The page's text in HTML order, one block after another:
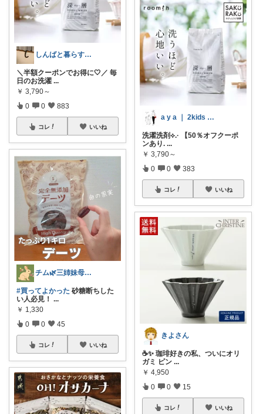
しんばと暮らす日々
＼半額クーポンでお得に🤍／ 毎
日のお洗濯 ...
￥ 3,790～
0 0 883
コレ いいね
チム🌿三姉妹母ちゃん
#買ってよかった 砂糖断ちした
い人必見！ ...
￥ 1,330
0 0 45
コレ いいね
a y a ｜ 2kids mom
洗濯洗剤⟡.· 【50％オフクーポ
ンあり. ...
￥ 3,790～
0 0 383
コレ いいね
きよさん
☕️✨ 珈琲好きの私、ついにオリ
ガミ ピン ...
￥ 4,950
0 0 15
コレ いいね